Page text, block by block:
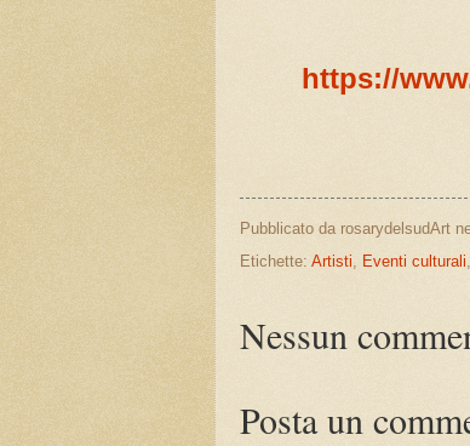
https://
Pubblicato da rosarydelsudArt
Etichette: Artisti, Eventi culturali,
Nessun
Posta un